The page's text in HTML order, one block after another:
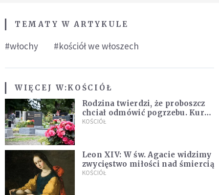
TEMATY W ARTYKULE
#włochy #kościół we włoszech
WIĘCEJ W:KOŚCIÓŁ
Rodzina twierdzi, że proboszcz
chciał odmówić pogrzebu. Kuria
zapowiada wyjaśnienia
KOŚCIÓŁ
Leon XIV: W św. Agacie widzimy
zwycięstwo miłości nad śmiercią
KOŚCIÓŁ